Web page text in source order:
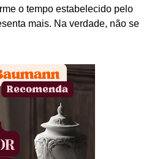
o tempo estabelecido pelo
mais. Na verdade, não se